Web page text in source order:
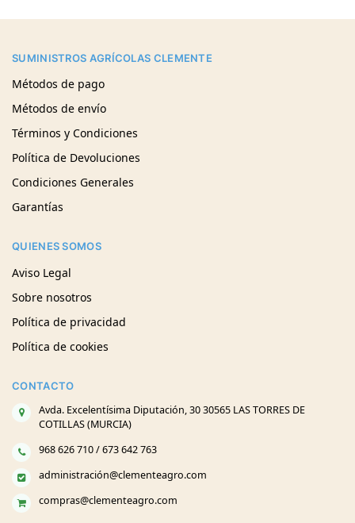
SUMINISTROS AGRÍCOLAS CLEMENTE
Métodos de pago
Métodos de envío
Términos y Condiciones
Política de Devoluciones
Condiciones Generales
Garantías
QUIENES SOMOS
Aviso Legal
Sobre nosotros
Política de privacidad
Política de cookies
CONTACTO
Avda. Excelentísima Diputación, 30 30565 LAS TORRES DE
COTILLAS (MURCIA)
968 626 710 / 673 642 763
administración@clementeagro.com
compras@clementeagro.com